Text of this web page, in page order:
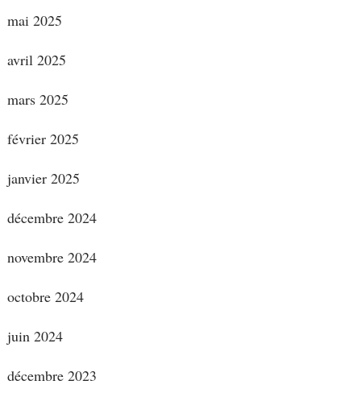
mai 2025
avril 2025
mars 2025
février 2025
janvier 2025
décembre 2024
novembre 2024
octobre 2024
juin 2024
décembre 2023